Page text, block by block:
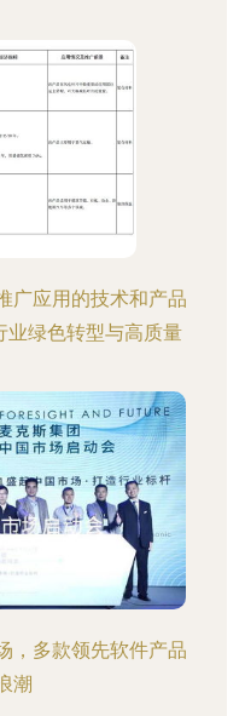
广应用的技术和产品
业绿色转型与高质量
，多款领先软件产品
潮